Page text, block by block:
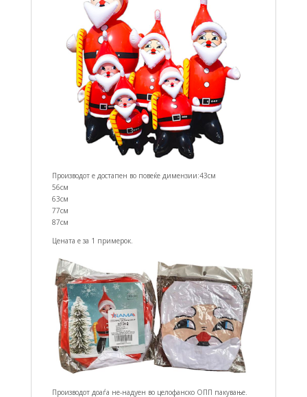
Производот е достапен во повеќе димензии:43см
56см
63см
77см
87см
Цената е за 1 примерок.
Производот доаѓа не-надуен во целофанско ОПП пакување.